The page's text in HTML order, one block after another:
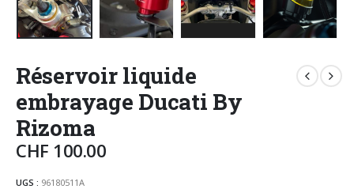
Réservoir liquide
embrayage Ducati By
Rizoma
CHF 100.00
UGS : 96180511A